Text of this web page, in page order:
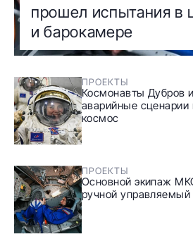
прошел испытания в
и барокамере
ПРОЕКТЫ
Космонавты Дубров
аварийные
космос
ПРОЕКТЫ
Основной экипаж
ручной управляемый